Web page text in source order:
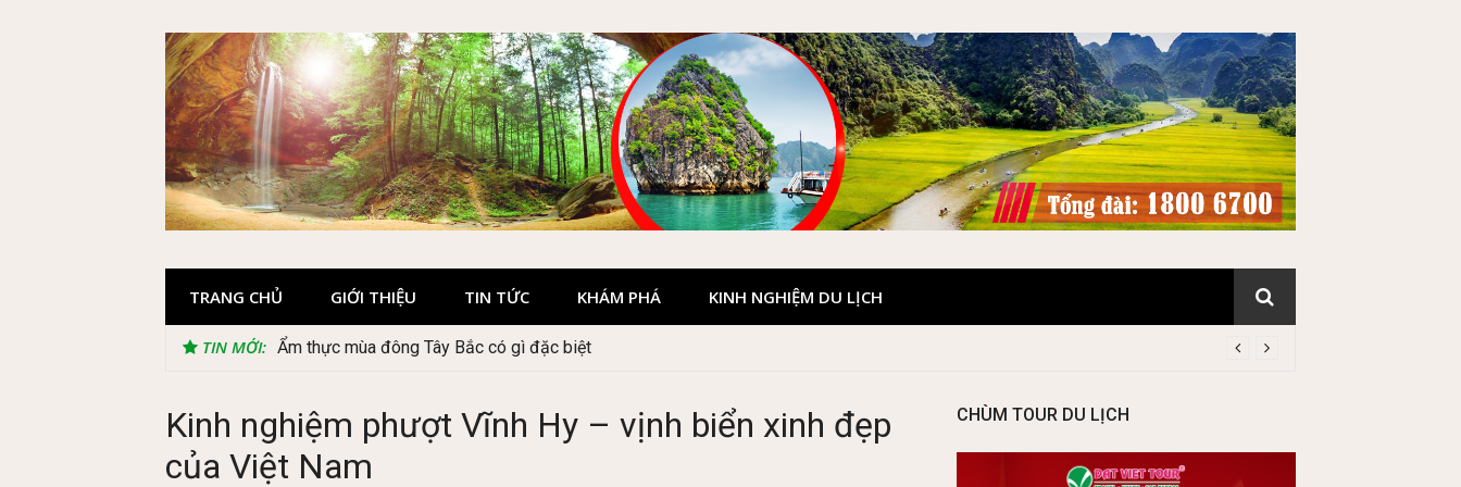
TRANG CHỦ GIỚI THIỆU TIN TỨC KHÁM PHÁ KINH NGHIỆM DU LỊCH
TIN MỚI: Ẩm thực mùa đông Tây Bắc có gì đặc biệt
Lễ 2/9 có phải mùa du lịch Hà Giang đẹp không?
Kinh nghiệm phượt Vĩnh Hy – vịnh biển xinh đẹp
của Việt Nam
CHÙM TOUR DU LỊCH